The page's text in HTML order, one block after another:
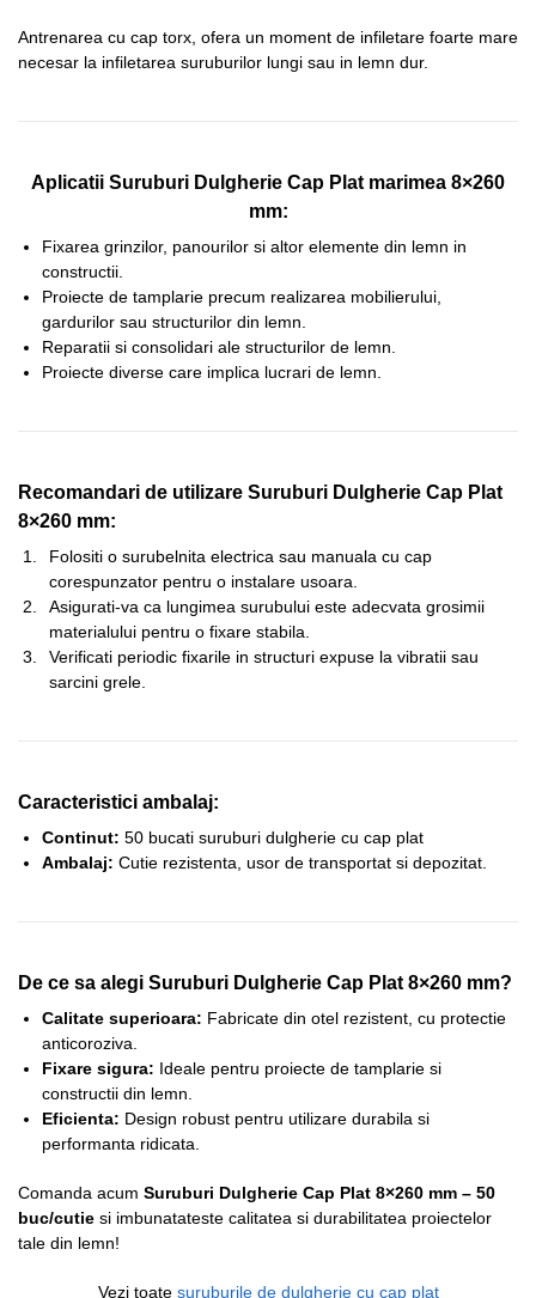
Antrenarea cu cap torx, ofera un moment de infiletare foarte mare
necesar la infiletarea suruburilor lungi sau in lemn dur.
Aplicatii Suruburi Dulgherie Cap Plat marimea 8×260
mm:
Fixarea grinzilor, panourilor si altor elemente din lemn in
constructii.
Proiecte de tamplarie precum realizarea mobilierului,
gardurilor sau structurilor din lemn.
Reparatii si consolidari ale structurilor de lemn.
Proiecte diverse care implica lucrari de lemn.
Recomandari de utilizare Suruburi Dulgherie Cap Plat
8×260 mm:
Folositi o surubelnita electrica sau manuala cu cap
corespunzator pentru o instalare usoara.
Asigurati-va ca lungimea surubului este adecvata grosimii
materialului pentru o fixare stabila.
Verificati periodic fixarile in structuri expuse la vibratii sau
sarcini grele.
Caracteristici ambalaj:
Continut: 50 bucati suruburi dulgherie cu cap plat
Ambalaj: Cutie rezistenta, usor de transportat si depozitat.
De ce sa alegi Suruburi Dulgherie Cap Plat 8×260 mm?
Calitate superioara: Fabricate din otel rezistent, cu protectie
anticoroziva.
Fixare sigura: Ideale pentru proiecte de tamplarie si
constructii din lemn.
Eficienta: Design robust pentru utilizare durabila si
performanta ridicata.
Comanda acum Suruburi Dulgherie Cap Plat 8×260 mm – 50
buc/cutie si imbunatateste calitatea si durabilitatea proiectelor
tale din lemn!
Vezi toatesuruburile de dulgherie cu cap plat